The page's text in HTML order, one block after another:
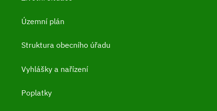
Územní plán
Struktura obecního úřadu
Vyhlášky a nařízení
Poplatky